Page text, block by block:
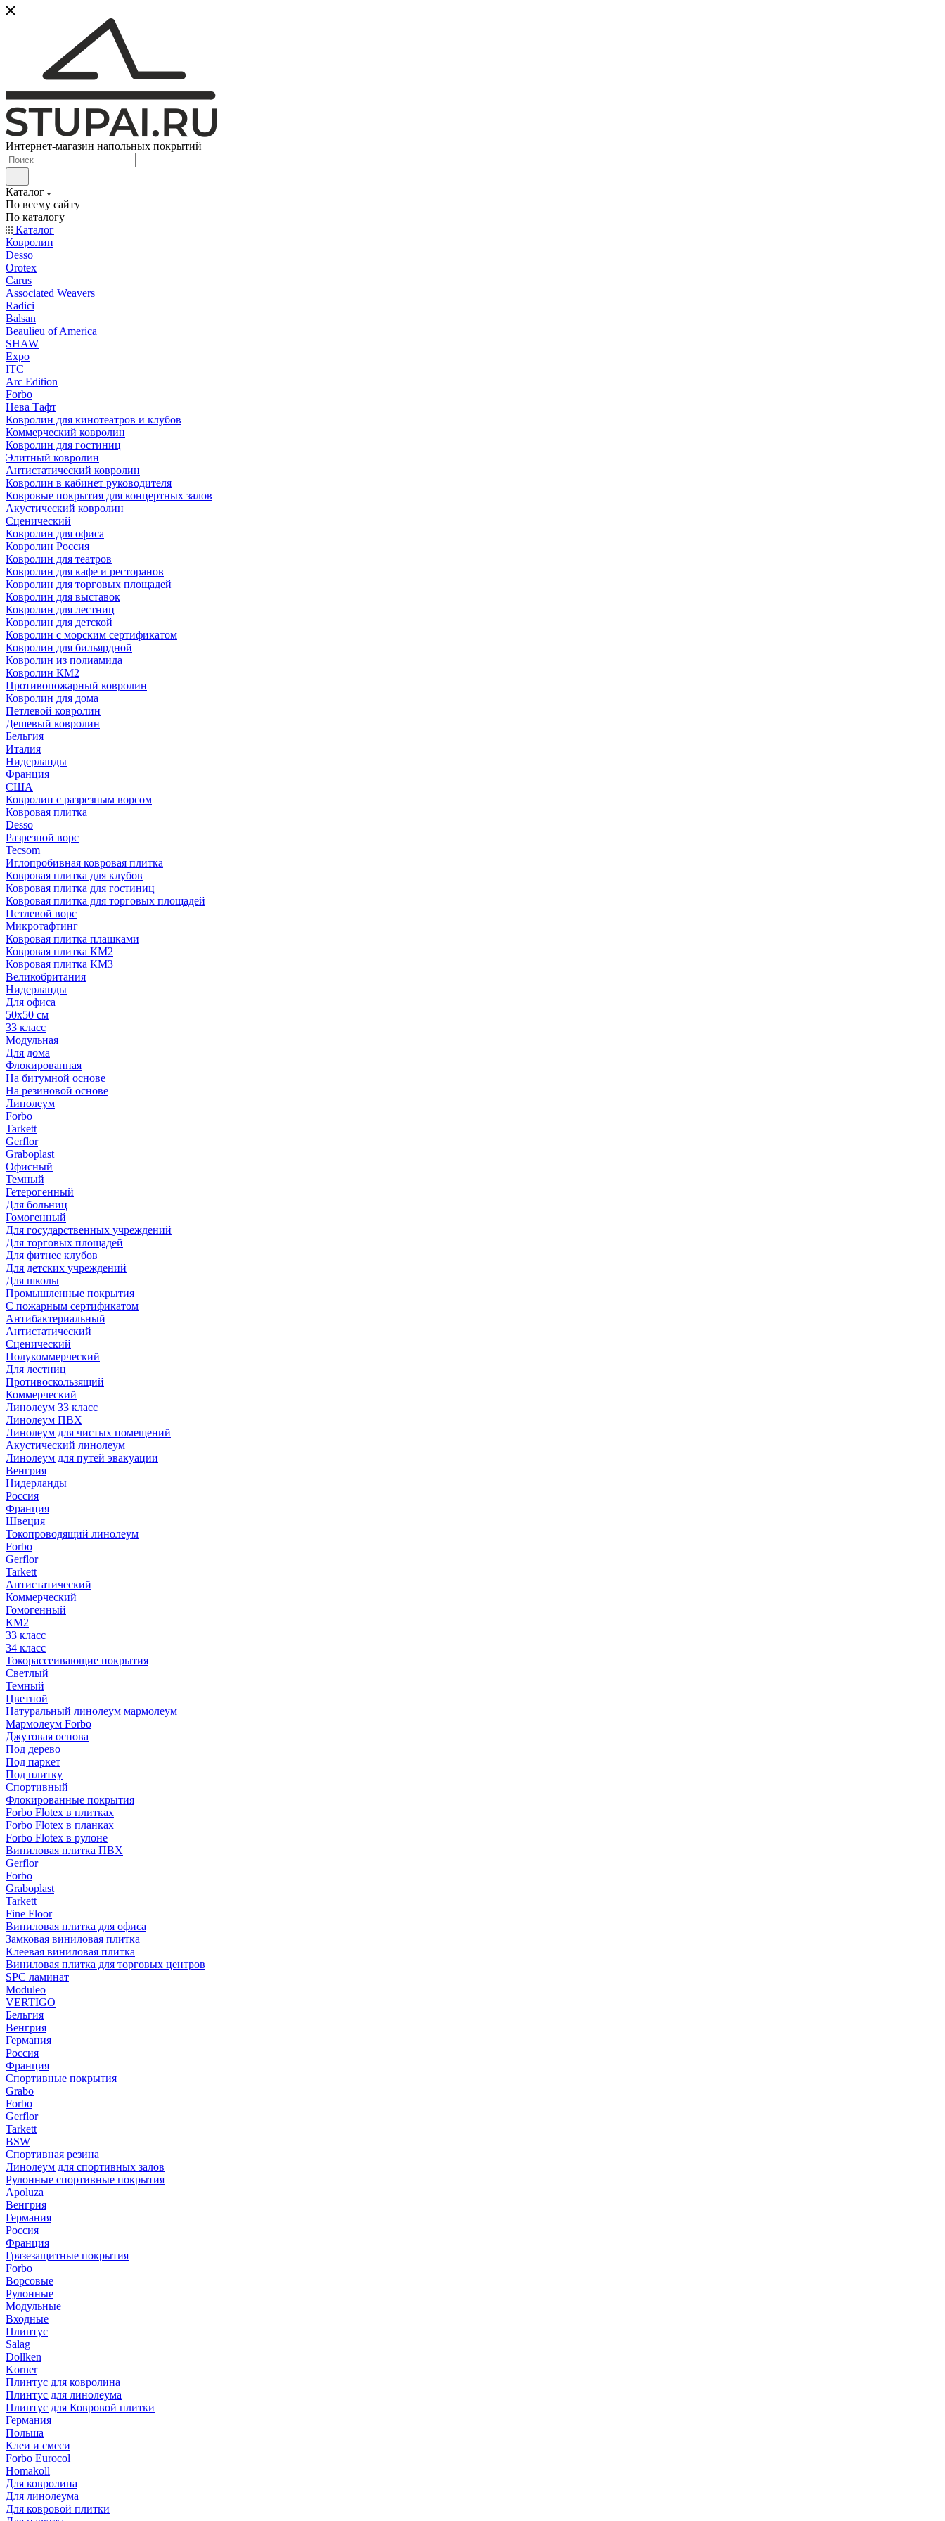
Интернет-магазин напольных покрытий
Каталог
По всему сайту
По каталогу
Каталог
Ковролин
Desso
Orotex
Carus
Associated Weavers
Radici
Balsan
Beaulieu of America
SHAW
Expo
ITC
Arc Edition
Forbo
Нева Тафт
Ковролин для кинотеатров и клубов
Коммерческий ковролин
Ковролин для гостиниц
Элитный ковролин
Антистатический ковролин
Ковролин в кабинет руководителя
Ковровые покрытия для концертных залов
Акустический ковролин
Сценический
Ковролин для офиса
Ковролин Россия
Ковролин для театров
Ковролин для кафе и ресторанов
Ковролин для торговых площадей
Ковролин для выставок
Ковролин для лестниц
Ковролин для детской
Ковролин с морским сертификатом
Ковролин для бильярдной
Ковролин из полиамида
Ковролин КМ2
Противопожарный ковролин
Ковролин для дома
Петлевой ковролин
Дешевый ковролин
Бельгия
Италия
Нидерланды
Франция
США
Ковролин с разрезным ворсом
Ковровая плитка
Desso
Разрезной ворс
Tecsom
Иглопробивная ковровая плитка
Ковровая плитка для клубов
Ковровая плитка для гостиниц
Ковровая плитка для торговых площадей
Петлевой ворс
Микротафтинг
Ковровая плитка плашками
Ковровая плитка КМ2
Ковровая плитка КМ3
Великобритания
Нидерланды
Для офиса
50х50 см
33 класс
Модульная
Для дома
Флокированная
На битумной основе
На резиновой основе
Линолеум
Forbo
Tarkett
Gerflor
Graboplast
Офисный
Темный
Гетерогенный
Для больниц
Гомогенный
Для государственных учреждений
Для торговых площадей
Для фитнес клубов
Для детских учреждений
Для школы
Промышленные покрытия
С пожарным сертификатом
Антибактериальный
Антистатический
Сценический
Полукоммерческий
Для лестниц
Противоскользящий
Коммерческий
Линолеум 33 класс
Линолеум ПВХ
Линолеум для чистых помещений
Акустический линолеум
Линолеум для путей эвакуации
Венгрия
Нидерланды
Россия
Франция
Швеция
Токопроводящий линолеум
Forbo
Gerflor
Tarkett
Антистатический
Коммерческий
Гомогенный
КМ2
33 класс
34 класс
Токорассеивающие покрытия
Светлый
Темный
Цветной
Натуральный линолеум мармолеум
Мармолеум Forbo
Джутовая основа
Под дерево
Под паркет
Под плитку
Спортивный
Флокированные покрытия
Forbo Flotex в плитках
Forbo Flotex в планках
Forbo Flotex в рулоне
Виниловая плитка ПВХ
Gerflor
Forbo
Graboplast
Tarkett
Fine Floor
Виниловая плитка для офиса
Замковая виниловая плитка
Клеевая виниловая плитка
Виниловая плитка для торговых центров
SPC ламинат
Moduleo
VERTIGO
Бельгия
Венгрия
Германия
Россия
Франция
Спортивные покрытия
Grabo
Forbo
Gerflor
Tarkett
BSW
Спортивная резина
Линолеум для спортивных залов
Рулонные спортивные покрытия
Apoluza
Венгрия
Германия
Россия
Франция
Грязезащитные покрытия
Forbo
Ворсовые
Рулонные
Модульные
Входные
Плинтус
Salag
Dollken
Korner
Плинтус для ковролина
Плинтус для линолеума
Плинтус для Ковровой плитки
Германия
Польша
Клеи и смеси
Forbo Eurocol
Homakoll
Для ковролина
Для линолеума
Для ковровой плитки